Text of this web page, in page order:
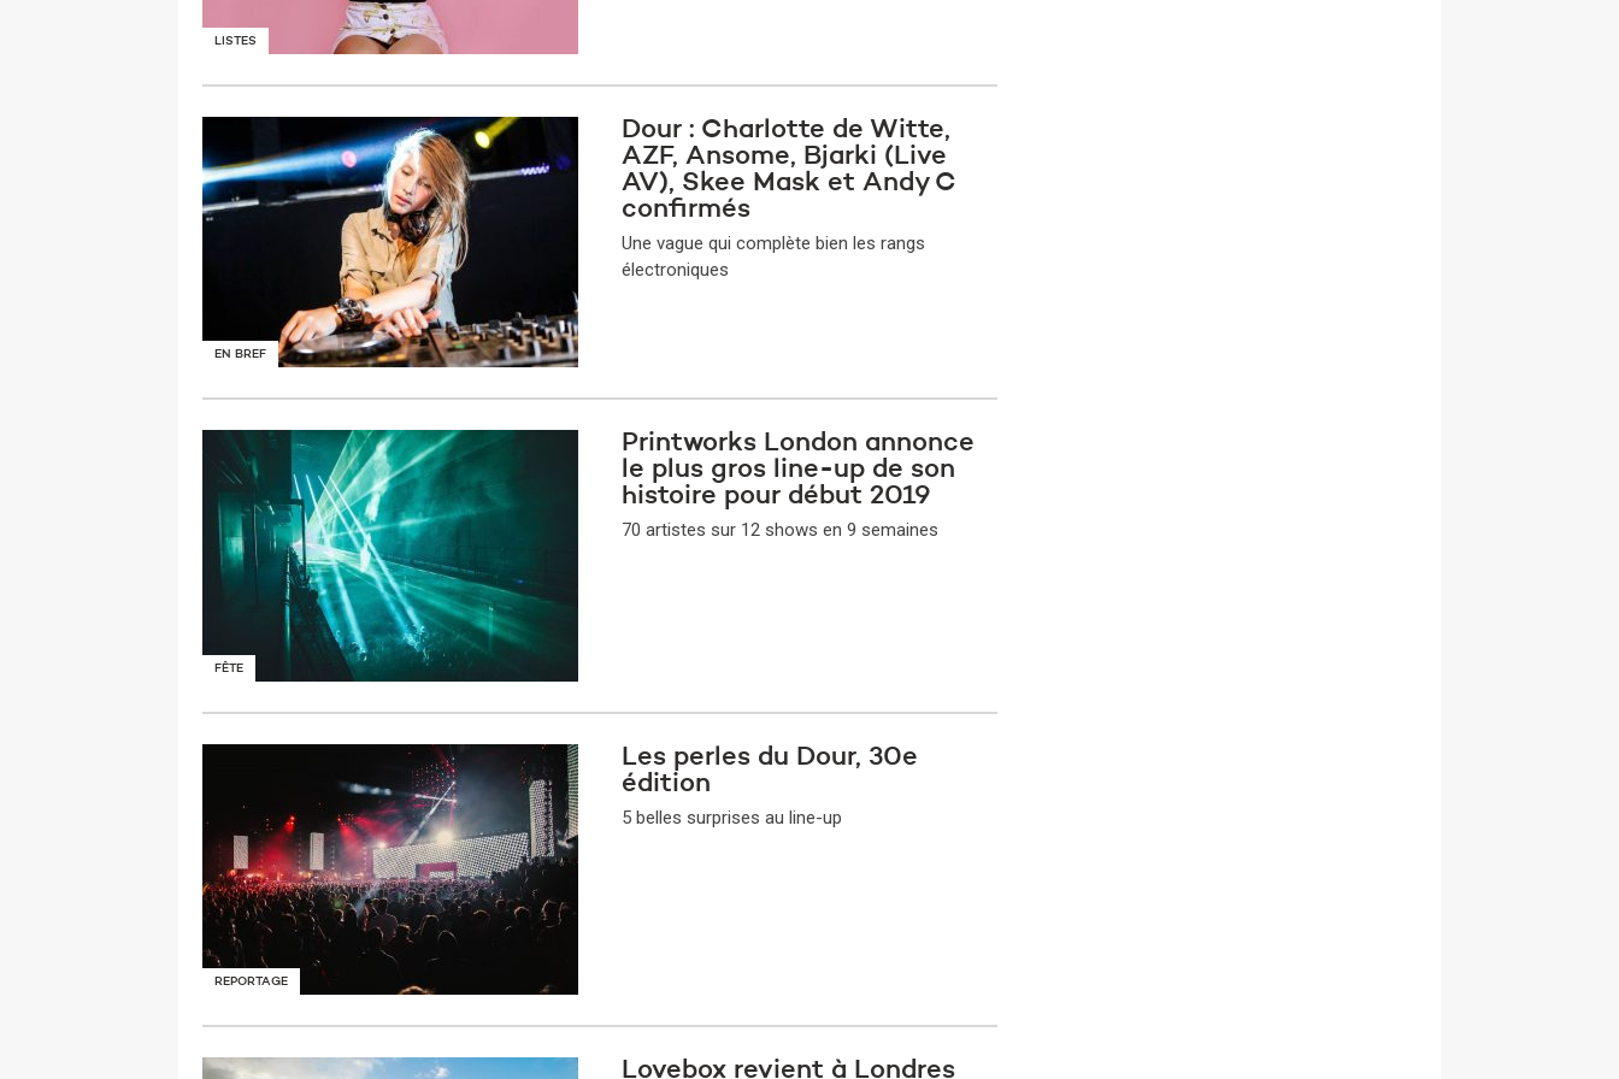
LISTES
EN BREF
Dour : Charlotte de Witte,
AZF, Ansome, Bjarki (Live
AV), Skee Mask et Andy C
confirmés
Une vague qui complète bien les rangs
électroniques
FÊTE
Printworks London annonce
le plus gros line-up de son
histoire pour début 2019
70 artistes sur 12 shows en 9 semaines
REPORTAGE
Les perles du Dour, 30e
édition
5 belles surprises au line-up
Lovebox revient à Londres